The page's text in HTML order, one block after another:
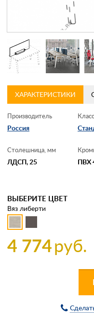
ХАРАКТЕРИСТИКИ
Производитель
Россия
Класс
Столешница, мм
ЛДСП, 25 ПВХ
ВЫБЕРИТЕ ЦВЕТ
Вяз либерти
4 774руб.